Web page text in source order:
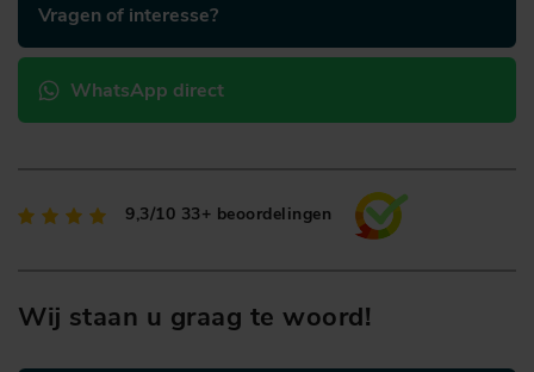
Vragen of interesse?
WhatsApp direct
9,3/10 33+ beoordelingen
Wij staan u graag te woord!